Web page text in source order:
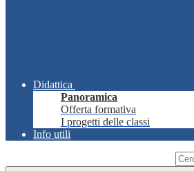
Didattica
Panoramica
Offerta formativa
I progetti delle classi
Info utili